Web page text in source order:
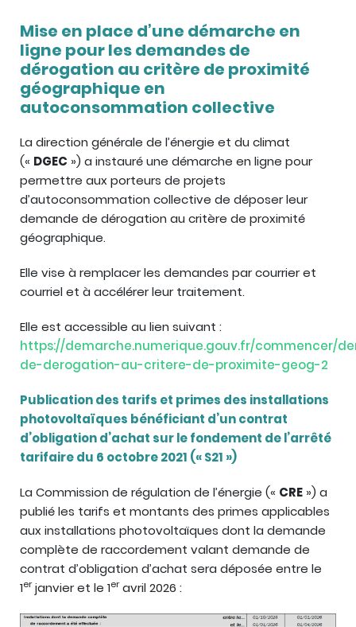
Mise en place d’une démarche en
ligne pour les demandes de
dérogation au critère de proximité
géographique en
autoconsommation collective
La direction générale de l’énergie et du climat
(« DGEC ») a instauré une démarche en ligne pour
permettre aux porteurs de projets
d’autoconsommation collective de déposer leur
demande de dérogation au critère de proximité
géographique.
Elle vise à remplacer les demandes par courrier et
courriel et à accélérer leur traitement.
Elle est accessible au lien suivant :
https://demarche.numerique.gouv.fr/commencer/
de-derogation-au-critere-de-proximite-geog-2
Publication des tarifs et primes des installations
photovoltaïques bénéficiant d’un contrat
d’obligation d’achat sur le fondement de l’arrêté
tarifaire du 6 octobre 2021 (« S21 »)
La Commission de régulation de l’énergie (« CRE ») a
publié les tarifs et montants des primes applicables
aux installations photovoltaïques dont la demande
complète de raccordement valant demande de
contrat d’obligation d’achat sera déposée entre le
1erjanvier et le 1eravril 2026 :